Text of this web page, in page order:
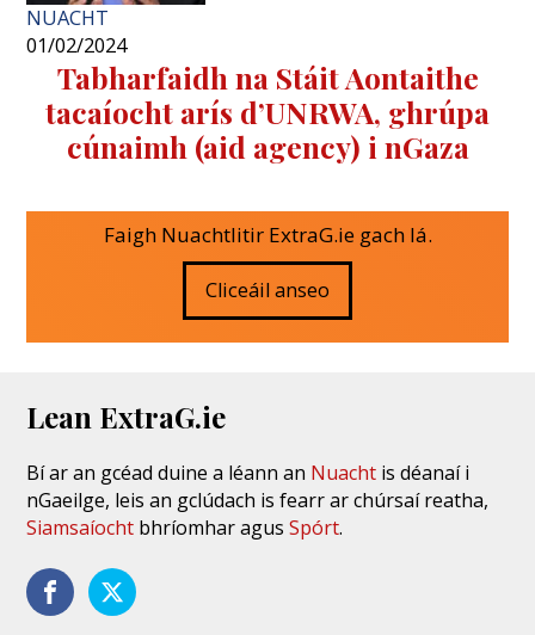
NUACHT
01/02/2024
Tabharfaidh na Stáit Aontaithe
tacaíocht arís d’UNRWA, ghrúpa
cúnaimh (aid agency) i nGaza
Faigh Nuachtlitir ExtraG.ie gach lá.
Cliceáil anseo
Lean ExtraG.ie
Bí ar an gcéad duine a léann an Nuacht is déanaí i
nGaeilge, leis an gclúdach is fearr ar chúrsaí reatha,
Siamsaíocht bhríomhar agusSpórt.